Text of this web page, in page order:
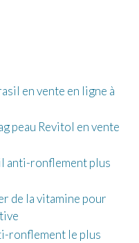
en vente en ligne à
peau Revitol en vente
anti-ronflement plus
de la vitamine pour
ronflement le plus